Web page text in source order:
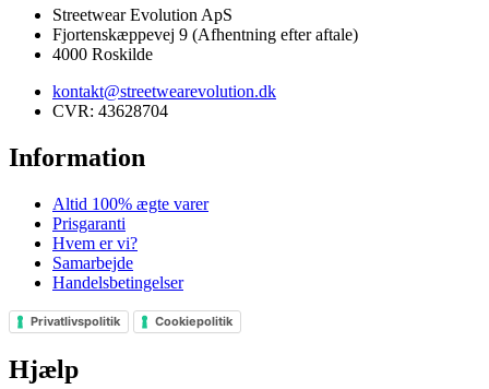
Streetwear Evolution ApS
Fjortenskæppevej 9 (Afhentning efter aftale)
4000 Roskilde
kontakt@streetwearevolution.dk
CVR: 43628704
Information
Altid 100% ægte varer
Prisgaranti
Hvem er vi?
Samarbejde
Handelsbetingelser
Privatlivspolitik Cookiepolitik
Hjælp